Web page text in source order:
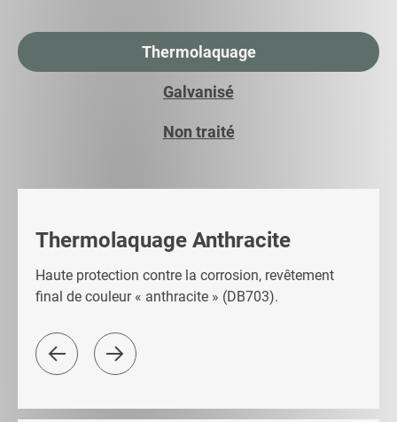
Thermolaquage
Galvanisé
Non traité
Thermolaquage Anthracite
Haute protection contre la corrosion, revêtement
final de couleur « anthracite » (DB703).